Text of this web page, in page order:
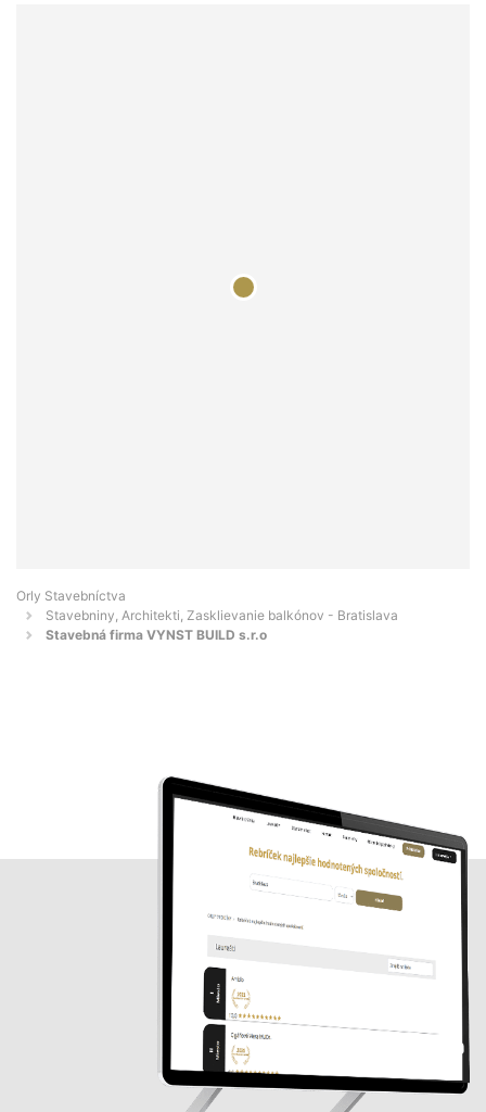
Orly Stavebníctva
Stavebniny, Architekti, Zasklievanie balkónov - Bratislava
Stavebná firma VYNST BUILD s.r.o